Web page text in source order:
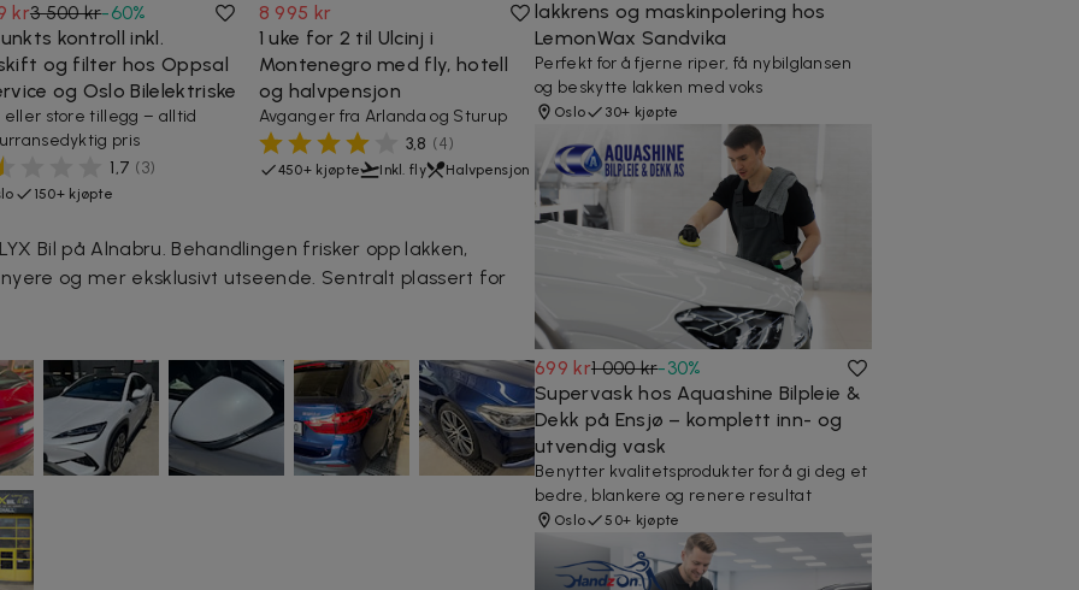
kr3 500 kr-60%
kontroll inkl.
og filter hos Oppsal
og Oslo Bilelektriske
eller store tillegg – alltid
pris
1,7 (3)
150+ kjøpte
8 995 kr
1 uke for 2 til Ulcinj i
Montenegro med fly, hotell
og halvpensjon
Avganger fra Arlanda og Sturup
3,8 (4)
450+ kjøpte Inkl. fly Halvpensjon
Bil på Alnabru. Behandlingen frisker opp lakken,
og mer eksklusivt utseende. Sentralt plassert for
lakkrens og maskinpolering hos
LemonWax Sandvika
Perfekt for å fjerne riper, få nybilglansen
og beskytte lakken med voks
Oslo 30+ kjøpte
699 kr1 000 kr-30%
Supervask hos Aquashine Bilpleie &
Dekk på Ensjø – komplett inn- og
utvendig vask
Benytter kvalitetsprodukter for å gi deg et
bedre, blankere og renere resultat
Oslo 50+ kjøpte